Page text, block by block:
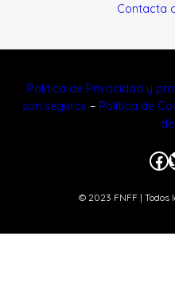
Contacta
Política de Privacidad y
son seguros – Política de
© 2023 FNFF | Todos